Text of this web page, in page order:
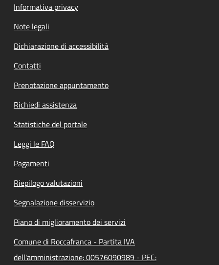
Informativa privacy
Note legali
Dichiarazione di accessibilità
Contatti
Prenotazione appuntamento
Richiedi assistenza
Statistiche del portale
Leggi le FAQ
Pagamenti
Riepilogo valutazioni
Segnalazione disservizio
Piano di miglioramento dei servizi
Comune di Roccafranca - Partita IVA
dell'amministrazione: 00576090989 - PEC: